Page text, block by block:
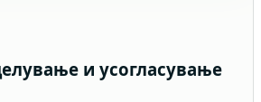
и усогласување